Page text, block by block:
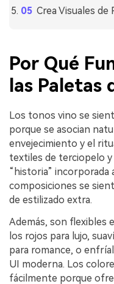
Crea Visuales de
Por Qué
las Paletas
Los tonos vino se
porque se asocian
envejecimiento y el
textiles de terciopelo y
“historia” incorporada
composiciones se
de estilizado extra.
Además, son flexibles
los rojos para lujo,
para romance, o
UI moderna. Los
fácilmente porque